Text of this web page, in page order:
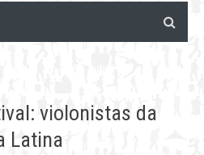
violonistas da
Latina